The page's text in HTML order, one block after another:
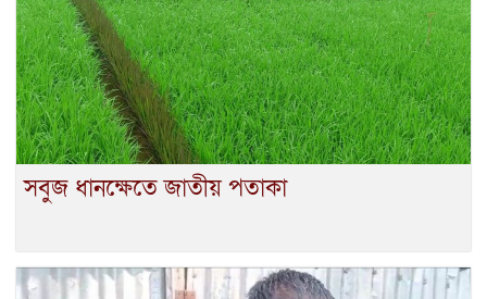
সবুজ ধানক্ষেতে জাতীয় পতাকা